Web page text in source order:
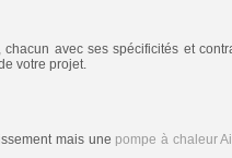
chacun avec ses spécificités et
votre projet.
mais une pompe à chaleur